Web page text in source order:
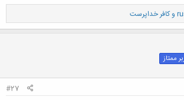
وکافر خداپرست
ممتاز
#27